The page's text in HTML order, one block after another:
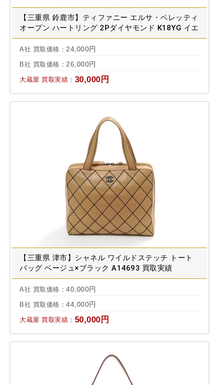
【三重県 鈴鹿市】ティファニー エルサ・ペレッティ
オープン ハートリング 2Pダイヤモンド K18YG イエ
ローゴールド 買取実績 2025.03
A社 買取価格： 24,000円
B社 買取価格： 26,000円
大蔵屋 買取実績： 30,000円
【三重県 津市】シャネル ワイルドステッチ トート
バッグ ベージュ×ブラック A14693 買取実績
2020.06
A社 買取価格： 40,000円
B社 買取価格： 44,000円
大蔵屋 買取実績： 50,000円